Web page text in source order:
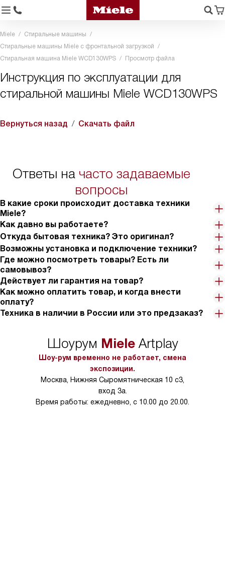
Miele
Стиральные машины
Стиральные машины Miele с фронтальной загрузкой
Стиральная машина Miele WCD130WPS
Просмотр файла
Инструкция по эксплуатации для
стиральной машины Miele WCD130WPS
Вернуться назад Скачать файл
Ответы на часто задаваемые
вопросы
В какие сроки происходит доставка техники
Miele?
Как давно вы работаете?
Откуда бытовая техника? Это оригинал?
Возможны установка и подключение техники?
Где можно посмотреть товары? Есть ли
самовывоз?
Действует ли гарантия на товар?
Как можно оплатить товар, и когда внести
оплату?
Техника в наличии в России или это предзаказ?
Шоурум MieleArtplay
Шоу-рум временно не работает, смена
экспозиции.
Москва, Нижняя Сыромятническая 10 с3,
вход 3а.
Время работы: ежедневно, с 10.00 до 20.00.